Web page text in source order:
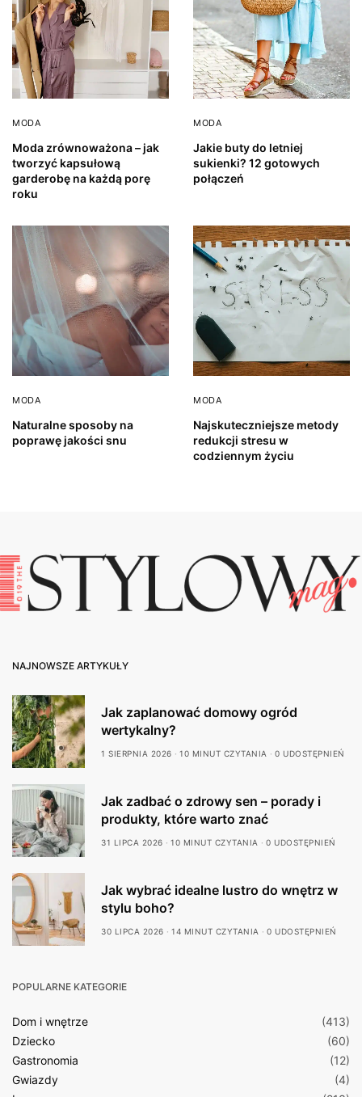
MODA
Moda zrównoważona – jak
tworzyć kapsułową
garderobę na każdą porę
roku
MODA
Jakie buty do letniej
sukienki? 12 gotowych
połączeń
MODA
Naturalne sposoby na
poprawę jakości snu
MODA
Najskuteczniejsze metody
redukcji stresu w
codziennym życiu
NAJNOWSZE ARTYKUŁY
Jak zaplanować domowy ogród
wertykalny?
1 SIERPNIA 2026 10 MINUT CZYTANIA 0 UDOSTĘPNIEŃ
Jak zadbać o zdrowy sen – porady i
produkty, które warto znać
31 LIPCA 2026 10 MINUT CZYTANIA 0 UDOSTĘPNIEŃ
Jak wybrać idealne lustro do wnętrz w
stylu boho?
30 LIPCA 2026 14 MINUT CZYTANIA 0 UDOSTĘPNIEŃ
POPULARNE KATEGORIE
Dom i wnętrze
(413)
Dziecko
(60)
Gastronomia
(12)
Gwiazdy
(4)